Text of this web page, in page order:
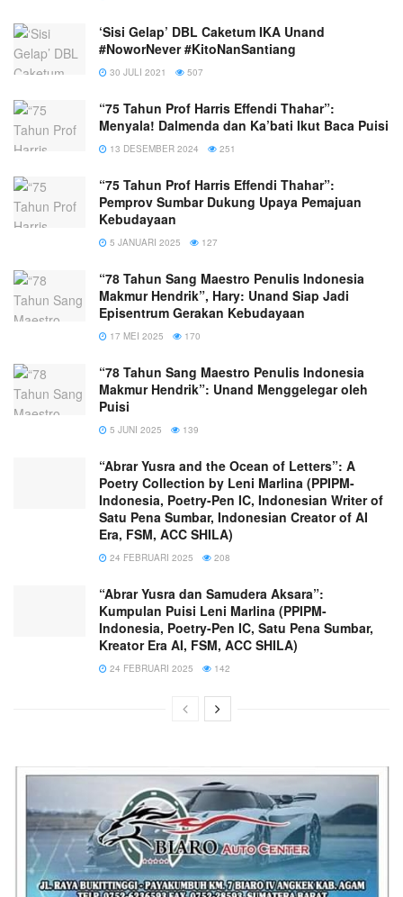
‘Sisi Gelap’ DBL Caketum IKA Unand
#NoworNever #KitoNanSantiang
30 JULI 2021 507
“75 Tahun Prof Harris Effendi Thahar”:
Menyala! Dalmenda dan Ka’bati Ikut Baca Puisi
13 DESEMBER 2024 251
“75 Tahun Prof Harris Effendi Thahar”:
Pemprov Sumbar Dukung Upaya Pemajuan
Kebudayaan
5 JANUARI 2025 127
“78 Tahun Sang Maestro Penulis Indonesia
Makmur Hendrik”, Hary: Unand Siap Jadi
Episentrum Gerakan Kebudayaan
17 MEI 2025 170
“78 Tahun Sang Maestro Penulis Indonesia
Makmur Hendrik”: Unand Menggelegar oleh
Puisi
5 JUNI 2025 139
“Abrar Yusra and the Ocean of Letters”: A
Poetry Collection by Leni Marlina (PPIPM-
Indonesia, Poetry-Pen IC, Indonesian Writer of
Satu Pena Sumbar, Indonesian Creator of AI
Era, FSM, ACC SHILA)
24 FEBRUARI 2025 208
“Abrar Yusra dan Samudera Aksara”:
Kumpulan Puisi Leni Marlina (PPIPM-
Indonesia, Poetry-Pen IC, Satu Pena Sumbar,
Kreator Era AI, FSM, ACC SHILA)
24 FEBRUARI 2025 142